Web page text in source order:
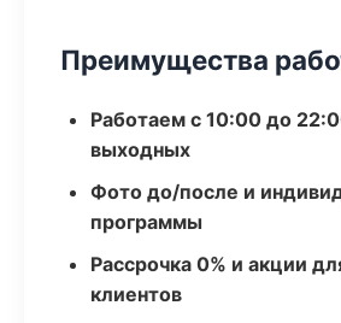
Преимущества
Работаем с 10:00 до
выходных
Фото до/после и
программы
Рассрочка 0% и акции
клиентов